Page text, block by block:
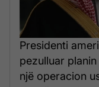
Presidenti
pezulluar
një operacion